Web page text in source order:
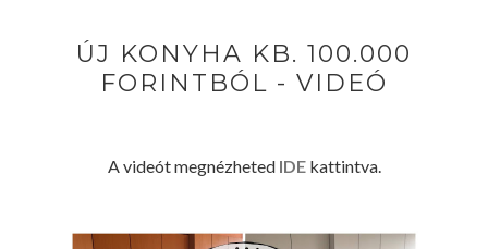
ÚJ KONYHA KB. 100.000
FORINTBÓL - VIDEÓ
A videót megnézheted IDEkattintva.